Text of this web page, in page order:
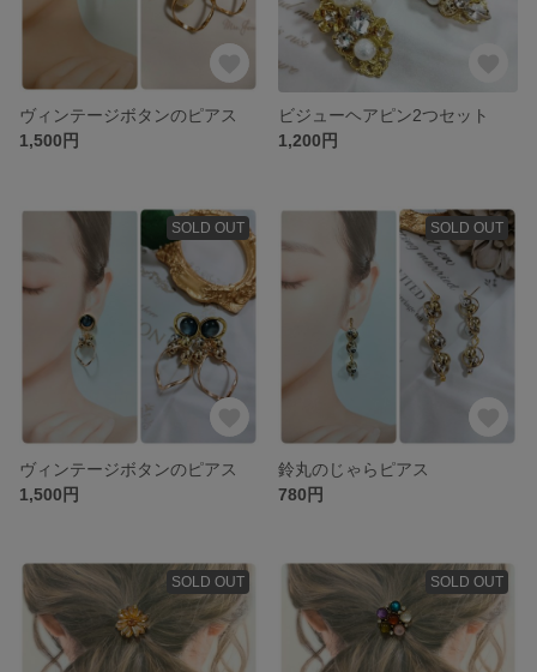
ヴィンテージボタンのピアス
1,500円
ビジューヘアピン2つセット
1,200円
SOLD OUT
ヴィンテージボタンのピアス
1,500円
SOLD OUT
鈴丸のじゃらピアス
780円
SOLD OUT SOLD OUT